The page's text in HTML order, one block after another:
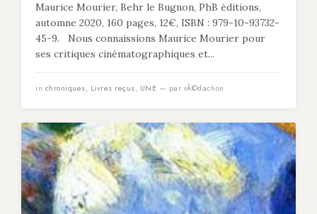
Maurice Mourier, Behr le Bugnon, PhB éditions,
automne 2020, 160 pages, 12€, ISBN : 979-10-93732-
45-9. Nous connaissions Maurice Mourier pour
ses critiques cinématographiques et...
in chroniques, Livres reçus, UNE — par rÃ©daction